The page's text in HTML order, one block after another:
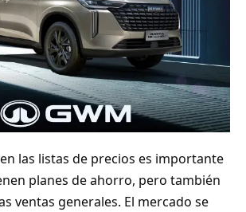
las listas de precios es importante
planes de ahorro, pero también
ventas generales. El mercado se